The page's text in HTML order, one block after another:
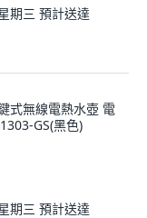
期三 預計送達
式無線電熱水壺 電
GS(黑色)
期三 預計送達